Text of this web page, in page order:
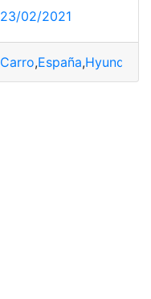
23/02/2021
Carro,España,Hyundai